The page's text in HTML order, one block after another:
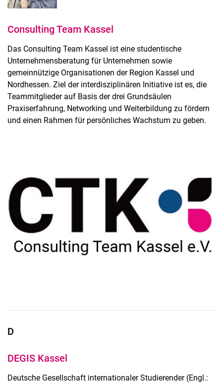
Consulting Team Kassel
Das Consulting Team Kassel ist eine studentische
Unternehmensberatung für Unternehmen sowie
gemeinnützige Organisationen der Region Kassel und
Nordhessen. Ziel der interdisziplinären Initiative ist es, die
Teammitglieder auf Basis der drei Grundsäulen
Praxiserfahrung, Networking und Weiterbildung zu fördern
und einen Rahmen für persönliches Wachstum zu geben.
D
DEGIS Kassel
Deutsche Gesellschaft internationaler Studierender (Engl.: